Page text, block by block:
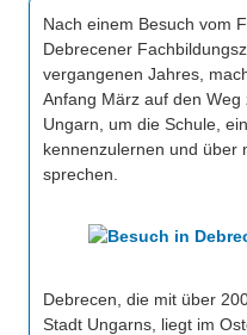
Nach einem Besuch vom
Debrecener
vergangenen Jahres,
Anfang März auf den
Ungarn, um die Schule,
kennenzulernen und über
sprechen.
Debrecen, die mit über
Stadt Ungarns, liegt im